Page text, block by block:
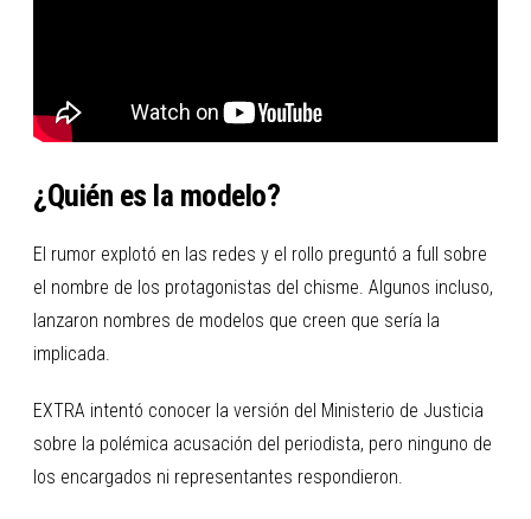
¿Quién es la modelo?
El rumor explotó en las redes y el rollo preguntó a full sobre
el nombre de los protagonistas del chisme. Algunos incluso,
lanzaron nombres de modelos que creen que sería la
implicada.
EXTRA intentó conocer la versión del Ministerio de Justicia
sobre la polémica acusación del periodista, pero ninguno de
los encargados ni representantes respondieron.